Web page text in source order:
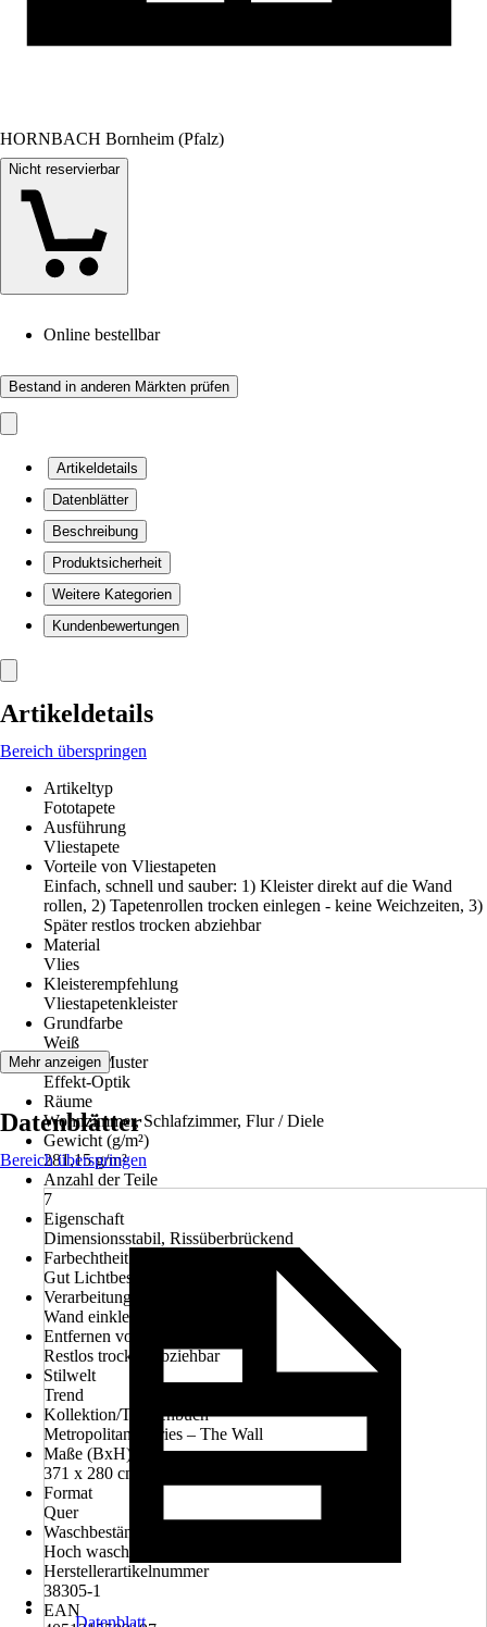
HORNBACH Bornheim (Pfalz)
Nicht reservierbar
Online bestellbar
Bestand in anderen Märkten prüfen
Artikeldetails
Datenblätter
Beschreibung
Produktsicherheit
Weitere Kategorien
Kundenbewertungen
Artikeldetails
Bereich überspringen
Artikeltyp
Fototapete
Ausführung
Vliestapete
Vorteile von Vliestapeten
Einfach, schnell und sauber: 1) Kleister direkt auf die Wand
rollen, 2) Tapetenrollen trocken einlegen - keine Weichzeiten, 3)
Später restlos trocken abziehbar
Material
Vlies
Kleisterempfehlung
Vliestapetenkleister
Grundfarbe
Weiß
Dekor / Muster
Effekt-Optik
Räume
Wohnzimmer, Schlafzimmer, Flur / Diele
Gewicht (g/m²)
281,15 g/m²
Anzahl der Teile
7
Eigenschaft
Dimensionsstabil, Rissüberbrückend
Farbechtheit
Gut Lichtbeständig
Verarbeitung
Wand einkleistern
Entfernen von Tapeten
Restlos trocken abziehbar
Stilwelt
Trend
Kollektion/Tapetenbuch
Metropolitan Stories – The Wall
Maße (BxH)
371 x 280 cm
Format
Quer
Waschbeständigkeit
Hoch waschbeständig
Herstellerartikelnummer
38305-1
EAN
Mehr anzeigen
Datenblätter
Bereich überspringen
Datenblatt